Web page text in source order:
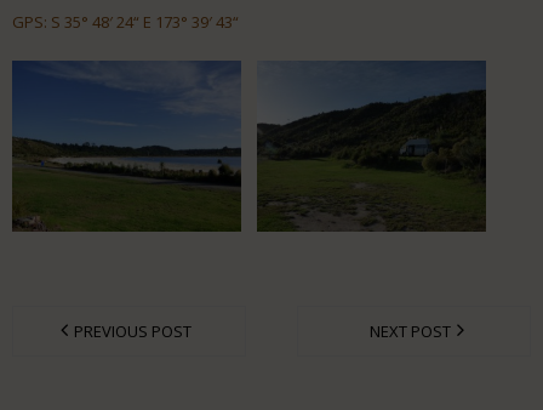
GPS: S 35° 48′ 24“ E 173° 39′ 43“
PREVIOUS POST NEXT POST